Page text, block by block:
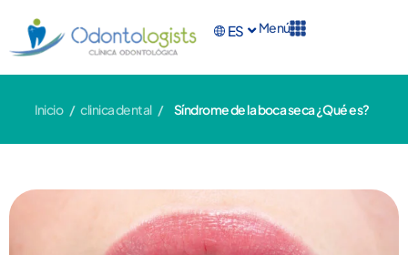
ES
EN Menú
Inicio / clinica dental / Síndrome de la boca seca ¿Qué es?